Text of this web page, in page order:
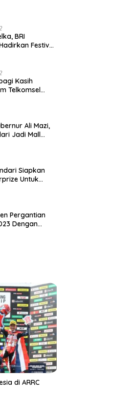
BRI
Festival
Kasih
Telkomsel
Ali Mazi,
Jadi Mall
Siapkan
Untuk
Pergantian
Dengan
di ARRC